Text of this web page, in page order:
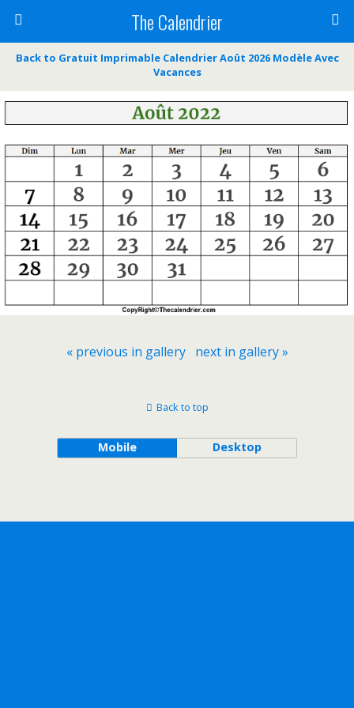
The Calendrier
Back to Gratuit Imprimable Calendrier Août 2026 Modèle Avec
Vacances
« previous in gallery next in gallery »
Back to top
Mobile Desktop